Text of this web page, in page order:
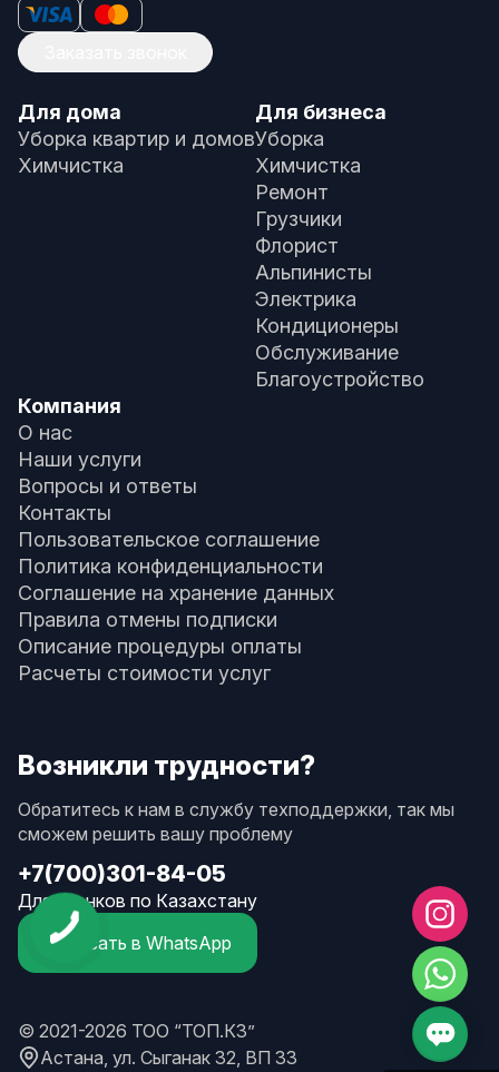
Для дома
Уборка квартир и домов
Химчистка
Для бизнеса
Уборка
Химчистка
Ремонт
Грузчики
Флорист
Альпинисты
Электрика
Кондиционеры
Обслуживание
Благоустройство
Компания
О нас
Наши услуги
Вопросы и ответы
Контакты
Пользовательское соглашение
Политика конфиденциальности
Соглашение на хранение данных
Правила отмены подписки
Описание процедуры оплаты
Расчеты стоимости услуг
Возникли трудности?
Обратитесь к нам в службу техподдержки, так мы
сможем решить вашу проблему
+7(700)301-84-05
Для звонков по Казахстану
Написать в WhatsApp
© 2021-2026 ТОО “ТОП.КЗ”
Астана, ул. Сыганак 32, ВП 33